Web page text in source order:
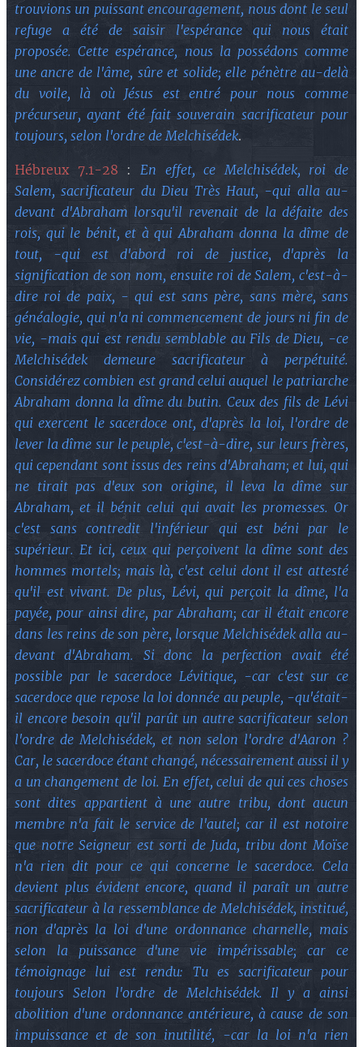
trouvions un puissant encouragement, nous dont le seul
refuge a été de saisir l'espérance qui nous était
proposée. Cette espérance, nous la possédons comme
une ancre de l'âme, sûre et solide; elle pénètre au-delà
du voile, là où Jésus est entré pour nous comme
précurseur, ayant été fait souverain sacrificateur pour
toujours, selon l'ordre de Melchisédek.
Hébreux 7.1-28 : En effet, ce Melchisédek, roi de
Salem, sacrificateur du Dieu Très Haut, -qui alla au-
devant d'Abraham lorsqu'il revenait de la défaite des
rois, qui le bénit, et à qui Abraham donna la dîme de
tout, -qui est d'abord roi de justice, d'après la
signification de son nom, ensuite roi de Salem, c'est-à-
dire roi de paix, - qui est sans père, sans mère, sans
généalogie, qui n'a ni commencement de jours ni fin de
vie, -mais qui est rendu semblable au Fils de Dieu, -ce
Melchisédek demeure sacrificateur à perpétuité.
Considérez combien est grand celui auquel le patriarche
Abraham donna la dîme du butin. Ceux des fils de Lévi
qui exercent le sacerdoce ont, d'après la loi, l'ordre de
lever la dîme sur le peuple, c'est-à-dire, sur leurs frères,
qui cependant sont issus des reins d'Abraham; et lui, qui
ne tirait pas d'eux son origine, il leva la dîme sur
Abraham, et il bénit celui qui avait les promesses. Or
c'est sans contredit l'inférieur qui est béni par le
supérieur. Et ici, ceux qui perçoivent la dîme sont des
hommes mortels; mais là, c'est celui dont il est attesté
qu'il est vivant. De plus, Lévi, qui perçoit la dîme, l'a
payée, pour ainsi dire, par Abraham; car il était encore
dans les reins de son père, lorsque Melchisédek alla au-
devant d'Abraham. Si donc la perfection avait été
possible par le sacerdoce Lévitique, -car c'est sur ce
sacerdoce que repose la loi donnée au peuple, -qu'était-
il encore besoin qu'il parût un autre sacrificateur selon
l'ordre de Melchisédek, et non selon l'ordre d'Aaron ?
Car, le sacerdoce étant changé, nécessairement aussi il y
a un changement de loi. En effet, celui de qui ces choses
sont dites appartient à une autre tribu, dont aucun
membre n'a fait le service de l'autel; car il est notoire
que notre Seigneur est sorti de Juda, tribu dont Moïse
n'a rien dit pour ce qui concerne le sacerdoce. Cela
devient plus évident encore, quand il paraît un autre
sacrificateur à la ressemblance de Melchisédek, institué,
non d'après la loi d'une ordonnance charnelle, mais
selon la puissance d'une vie impérissable; car ce
témoignage lui est rendu: Tu es sacrificateur pour
toujours Selon l'ordre de Melchisédek. Il y a ainsi
abolition d'une ordonnance antérieure, à cause de son
impuissance et de son inutilité, -car la loi n'a rien